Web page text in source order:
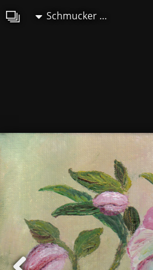
Schmucker Marie-Christine